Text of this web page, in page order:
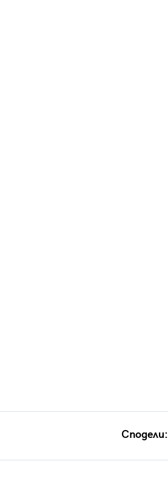
Сподели: